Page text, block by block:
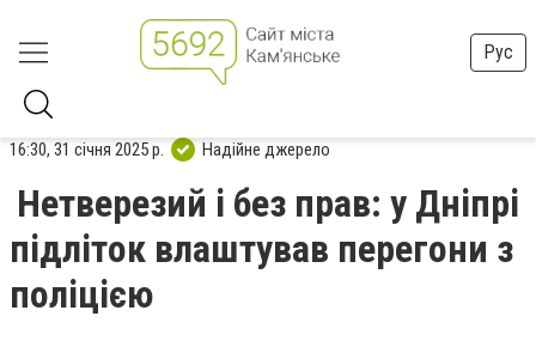
Рус
16:30, 31 січня 2025 р. Надійне джерело
Нетверезий і без прав: у Дніпрі
підліток влаштував перегони з
поліцією